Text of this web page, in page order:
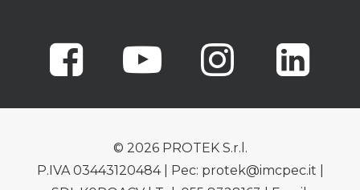
© 2026 PROTEK S.r.l.
P.IVA 03443120484 | Pec: protek@imcpec.it |